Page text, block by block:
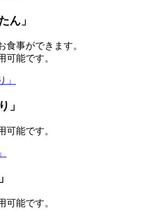
ん」
食事ができます。
可能です。
」
可能です。
可能です。